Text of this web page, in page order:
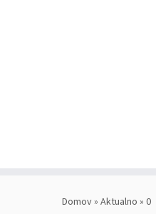
Domov» Aktualno » 0